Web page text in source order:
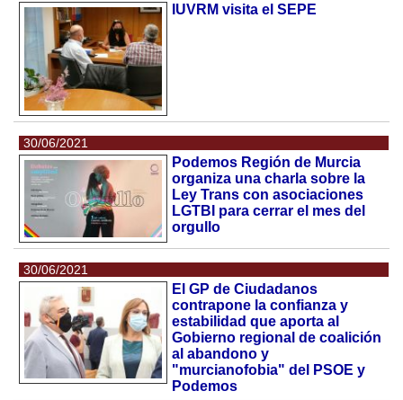
IUVRM visita el SEPE
30/06/2021
Podemos Región de Murcia
organiza una charla sobre la
Ley Trans con asociaciones
LGTBI para cerrar el mes del
orgullo
30/06/2021
El GP de Ciudadanos
contrapone la confianza y
estabilidad que aporta al
Gobierno regional de coalición
al abandono y
"murcianofobia" del PSOE y
Podemos